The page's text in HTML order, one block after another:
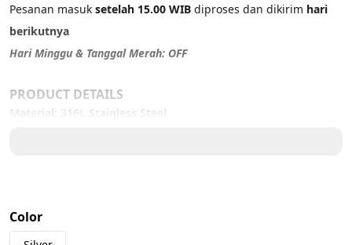
Pesanan masuk setelah 15.00 WIB diproses dan dikirim hari
berikutnya
Hari Minggu & Tanggal Merah: OFF
PRODUCT DETAILS
Material: 316L Stainless Steel
US 8 – 6,3 cm
Color